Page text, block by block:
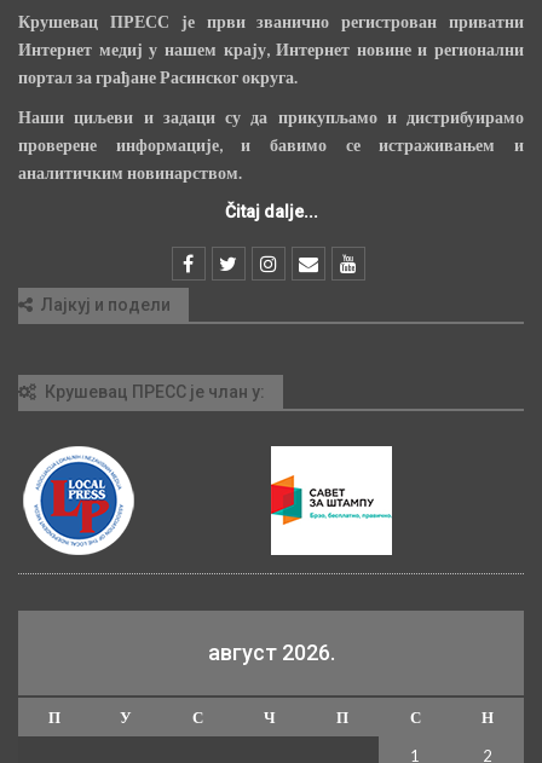
Крушевац ПРЕСС је први званично регистрован приватни
Интернет медиј у нашем крају, Интернет новине и регионални
портал за грађане Расинског округа.
Наши циљеви и задаци су да прикупљамо и дистрибуирамо
проверене информације, и бавимо се истраживањем и
аналитичким новинарством.
Čitaj dalje...
Лајкуј и подели
Крушевац ПРЕСС је члан у:
август 2026.
П У С Ч П С
Н
1
2